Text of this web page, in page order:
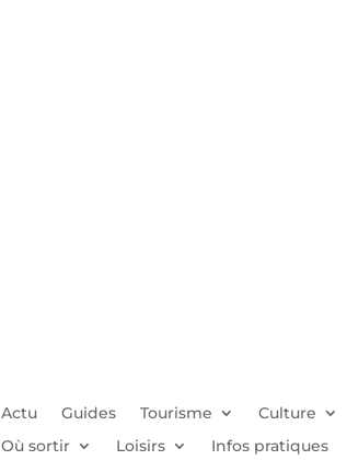
Actu Guides Tourisme
Culture
Où sortir
Loisirs Infos pratiques